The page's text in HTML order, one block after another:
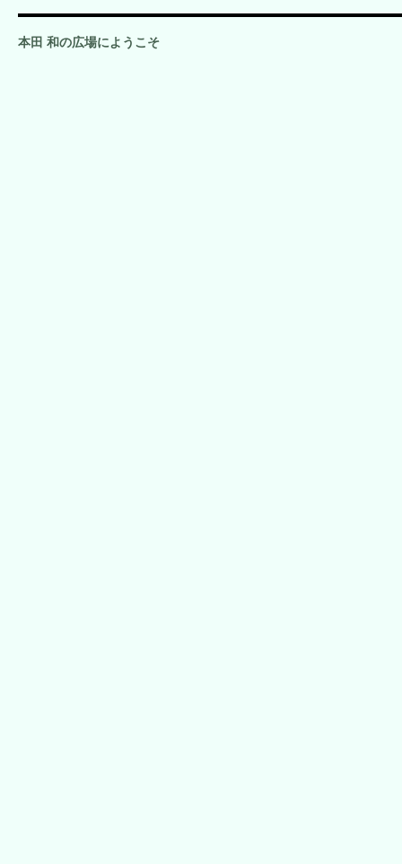
本田 和の広場にようこそ